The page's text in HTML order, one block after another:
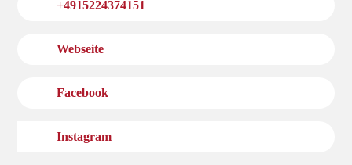
+4915224374151
Webseite
Facebook
Instagram